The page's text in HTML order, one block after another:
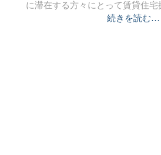
に滞在する方々にとって賃貸住宅
続きを読む…